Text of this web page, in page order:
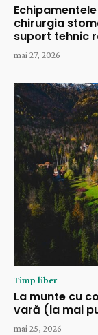
chirurgia
suport tehnic
mai 27, 2026
Timp liber
La munte cu
vară (la mai
mai 25, 2026